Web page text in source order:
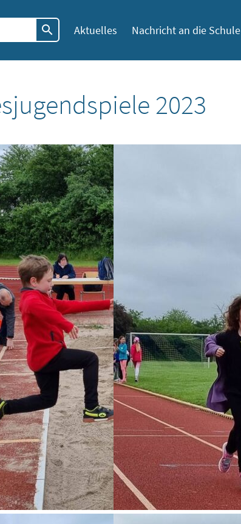
Aktuelles Nachricht an die Schule
2023